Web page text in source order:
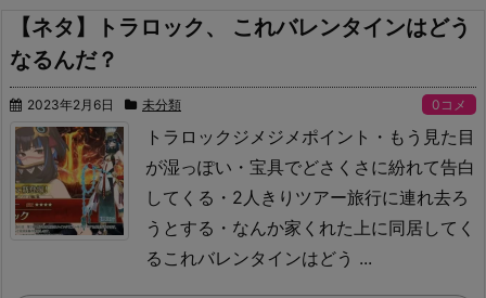
【ネタ】トラロック、 これバレンタインはどう
なるんだ？
2023年2月6日 未分類 0コメ
トラロックジメジメポイント ・もう見た目
が湿っぽい ・宝具でどさくさに紛れて告白
してくる ・2人きりツアー旅行に連れ去ろ
うとする ・なんか家くれた上に同居してく
る これバレンタインはどう ...